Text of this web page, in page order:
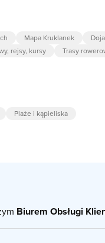
Mapa Kruklanek
rejsy, kursy Trasy
Plaże i kąpieliska
Biurem Obsługi